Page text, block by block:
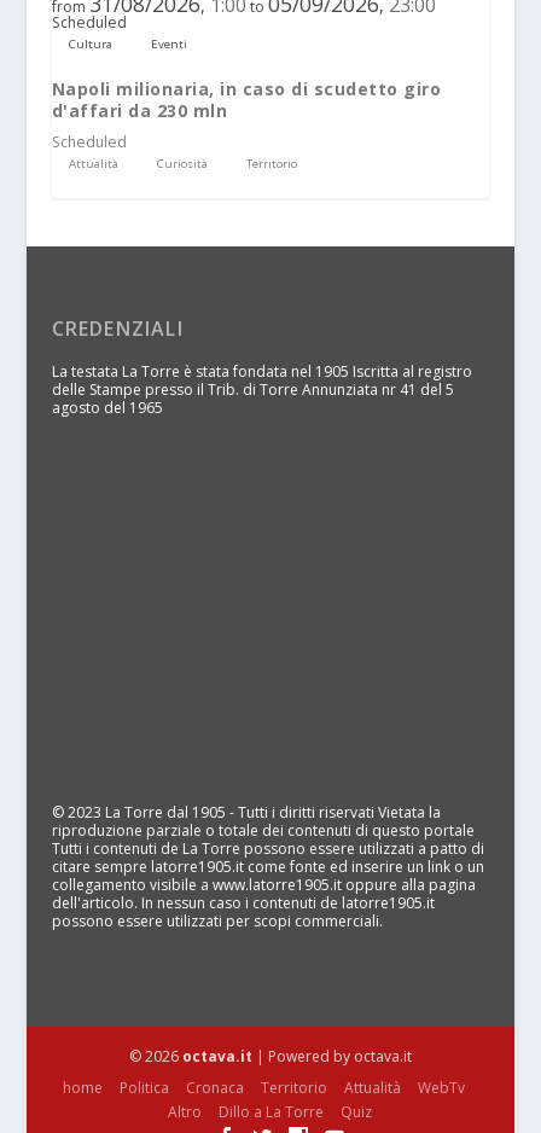
from , to ,
Scheduled
Cultura Eventi
Napoli milionaria, in caso di scudetto giro
d'affari da 230 mln
Scheduled
Attualità Curiosità Territorio
CREDENZIALI
La testata La Torre è stata fondata nel 1905 Iscritta al registro
delle Stampe presso il Trib. di Torre Annunziata nr 41 del 5
agosto del 1965
© 2023 La Torre dal 1905 - Tutti i diritti riservati Vietata la
riproduzione parziale o totale dei contenuti di questo portale
Tutti i contenuti de La Torre possono essere utilizzati a patto di
citare sempre latorre1905.it come fonte ed inserire un link o un
collegamento visibile a www.latorre1905.it oppure alla pagina
dell'articolo. In nessun caso i contenuti de latorre1905.it
possono essere utilizzati per scopi commerciali.
© 2026 octava.it | Powered by octava.it
home
Politica Cronaca Territorio Attualità
WebTv
Altro
Dillo a La Torre Quiz